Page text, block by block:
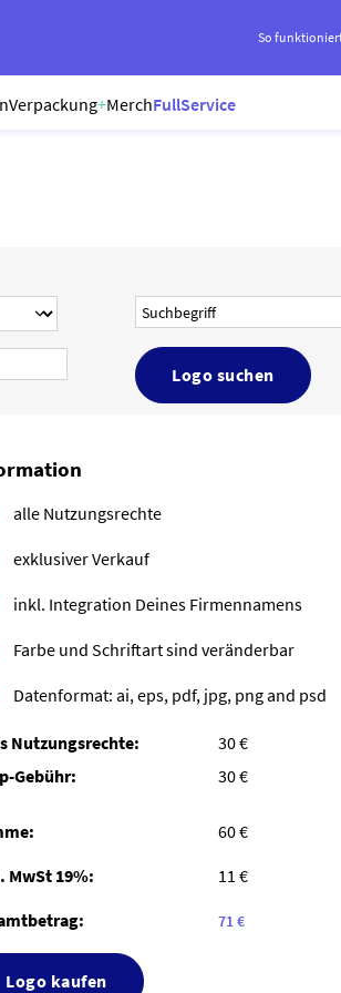
So
Verpackung+MerchFullService
Logo suchen
alle Nutzungsrechte
exklusiver Verkauf
inkl. Integration Deines Firmennamens
Farbe und Schriftart sind veränderbar
Datenformat: ai, eps, pdf, jpg, png and psd
Nutzungsrechte:
30 €
Gebühr:
30 €
60 €
MwSt 19%:
11 €
71 €
Logo kaufen